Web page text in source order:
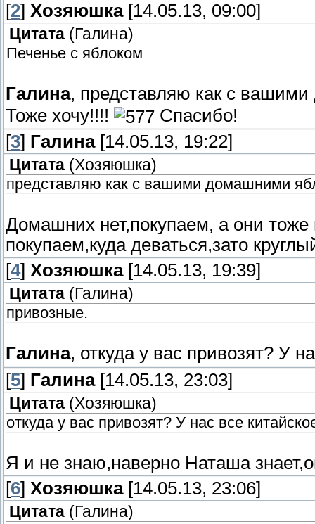
[2] Хозяюшка[14.05.13, 09:00]
Цитата ( Галина)
Печенье с яблоком
Галина, представляю как с
Тоже хочу!!!!
Спасибо!
[3] Галина[14.05.13, 19:22]
Цитата (Хозяюшка)
представляю как с вашими домашними
Домашних нет,покупаем, а они
покупаем,куда деваться,зато
[4] Хозяюшка[14.05.13, 19:39]
Цитата ( Галина)
привозные.
Галина, откуда у вас привозят? У
[5] Галина[14.05.13, 23:03]
Цитата (Хозяюшка)
откуда у вас привозят? У нас все
Я и не знаю,наверно Наташа
[6] Хозяюшка[14.05.13, 23:06]
Цитата ( Галина)